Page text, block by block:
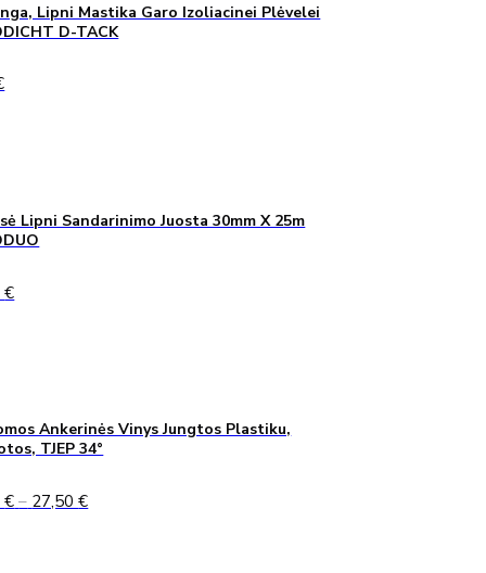
Lipni Mastika Garo Izoliacinei Plėvelei
D-TACK
Lipni Sandarinimo Juosta 30mm X 25m
€
Ankerinės Vinys Jungtos Plastiku,
TJEP 34°
€ – 27,50€Price